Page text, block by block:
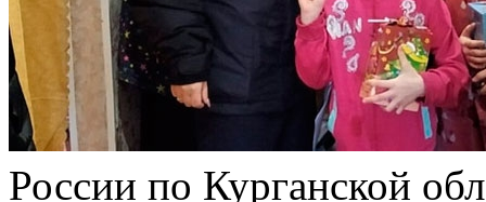
России по Курганской